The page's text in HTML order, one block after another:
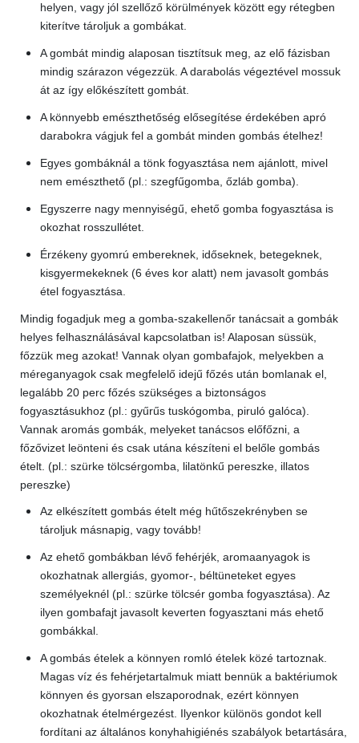
helyen, vagy jól szellőző körülmények között egy rétegben
kiterítve tároljuk a gombákat.
A gombát mindig alaposan tisztítsuk meg, az elő fázisban
mindig szárazon végezzük. A darabolás végeztével mossuk
át az így előkészített gombát.
A könnyebb emészthetőség elősegítése érdekében apró
darabokra vágjuk fel a gombát minden gombás ételhez!
Egyes gombáknál a tönk fogyasztása nem ajánlott, mivel
nem emészthető (pl.: szegfűgomba, őzláb gomba).
Egyszerre nagy mennyiségű, ehető gomba fogyasztása is
okozhat rosszullétet.
Érzékeny gyomrú embereknek, időseknek, betegeknek,
kisgyermekeknek (6 éves kor alatt) nem javasolt gombás
étel fogyasztása.
Mindig fogadjuk meg a gomba-szakellenőr tanácsait a gombák
helyes felhasználásával kapcsolatban is! Alaposan süssük,
főzzük meg azokat! Vannak olyan gombafajok, melyekben a
méreganyagok csak megfelelő idejű főzés után bomlanak el,
legalább 20 perc főzés szükséges a biztonságos
fogyasztásukhoz (pl.: gyűrűs tuskógomba, piruló galóca).
Vannak aromás gombák, melyeket tanácsos előfőzni, a
főzővizet leönteni és csak utána készíteni el belőle gombás
ételt. (pl.: szürke tölcsérgomba, lilatönkű pereszke, illatos
pereszke)
Az elkészített gombás ételt még hűtőszekrényben se
tároljuk másnapig, vagy tovább!
Az ehető gombákban lévő fehérjék, aromaanyagok is
okozhatnak allergiás, gyomor-, béltüneteket egyes
személyeknél (pl.: szürke tölcsér gomba fogyasztása). Az
ilyen gombafajt javasolt keverten fogyasztani más ehető
gombákkal.
A gombás ételek a könnyen romló ételek közé tartoznak.
Magas víz és fehérjetartalmuk miatt bennük a baktériumok
könnyen és gyorsan elszaporodnak, ezért könnyen
okozhatnak ételmérgezést. Ilyenkor különös gondot kell
fordítani az általános konyhahigiénés szabályok betartására,